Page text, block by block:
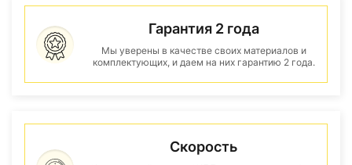
Гарантия 2 года
Мы уверены в качестве своих материалов и
комплектующих, и даем на них гарантию 2 года.
Скорость